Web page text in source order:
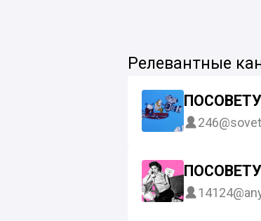
Релевантные
246
14124